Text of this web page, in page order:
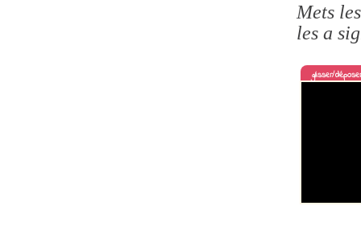
Mets
les a
glisser/déposer